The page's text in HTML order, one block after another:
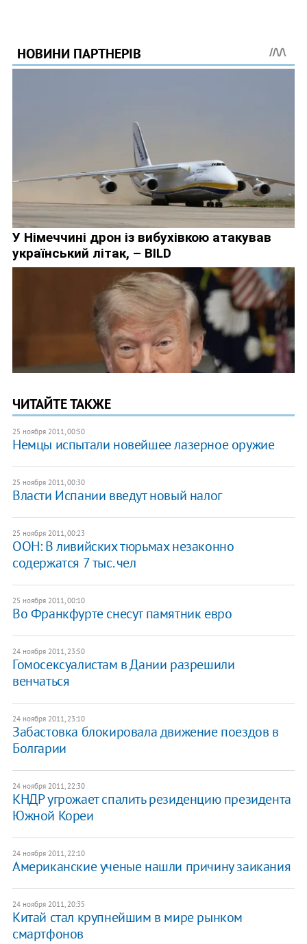
ЧИТАЙТЕ ТАКЖЕ
25 ноября 2011, 00:50
Немцы испытали новейшее лазерное оружие
25 ноября 2011, 00:30
Власти Испании введут новый налог
25 ноября 2011, 00:23
​ООН: В ливийских тюрьмах незаконно
содержатся 7 тыс. чел
25 ноября 2011, 00:10
Во Франкфурте снесут памятник евро
24 ноября 2011, 23:50
Гомосексуалистам в Дании разрешили
венчаться
24 ноября 2011, 23:10
Забастовка блокировала движение поездов в
Болгарии
24 ноября 2011, 22:30
КНДР угрожает спалить резиденцию президента
Южной Кореи
24 ноября 2011, 22:10
Американские ученые нашли причину заикания
24 ноября 2011, 20:35
Китай стал крупнейшим в мире рынком
смартфонов